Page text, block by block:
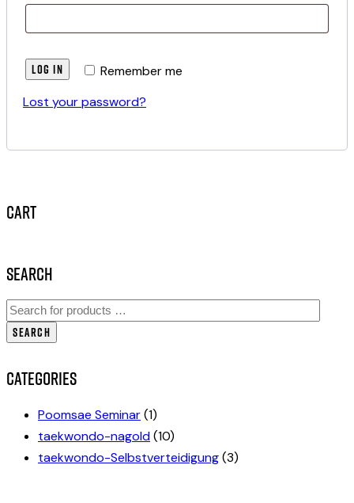
Remember me
LOG IN
Lost your password?
Cart
Search
SEARCH
Categories
Poomsae Seminar(1)
taekwondo-nagold(10)
taekwondo-Selbstverteidigung(3)